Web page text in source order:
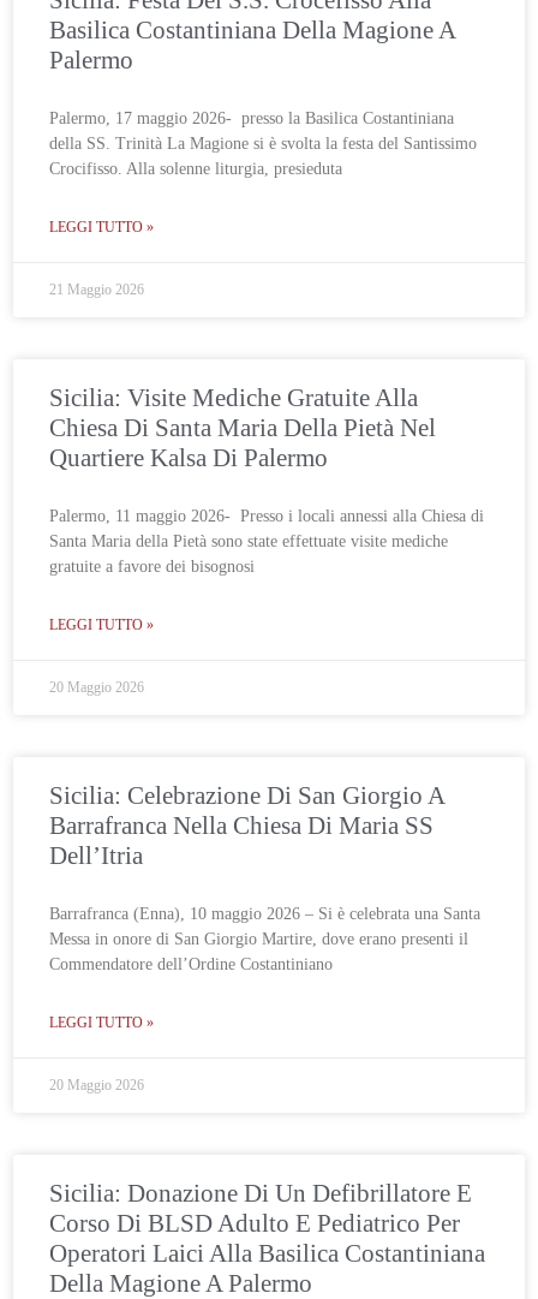
Basilica Costantiniana Della Magione A
Palermo
Palermo, 17 maggio 2026- presso la Basilica Costantiniana
della SS. Trinità La Magione si è svolta la festa del Santissimo
Crocifisso. Alla solenne liturgia, presieduta
LEGGI TUTTO »
21 Maggio 2026
Sicilia: Visite Mediche Gratuite Alla
Chiesa Di Santa Maria Della Pietà Nel
Quartiere Kalsa Di Palermo
Palermo, 11 maggio 2026- Presso i locali annessi alla Chiesa di
Santa Maria della Pietà sono state effettuate visite mediche
gratuite a favore dei bisognosi
LEGGI TUTTO »
20 Maggio 2026
Sicilia: Celebrazione Di San Giorgio A
Barrafranca Nella Chiesa Di Maria SS
Dell’Itria
Barrafranca (Enna), 10 maggio 2026 – Si è celebrata una Santa
Messa in onore di San Giorgio Martire, dove erano presenti il
Commendatore dell’Ordine Costantiniano
LEGGI TUTTO »
20 Maggio 2026
Sicilia: Donazione Di Un Defibrillatore E
Corso Di BLSD Adulto E Pediatrico Per
Operatori Laici Alla Basilica Costantiniana
Della Magione A Palermo